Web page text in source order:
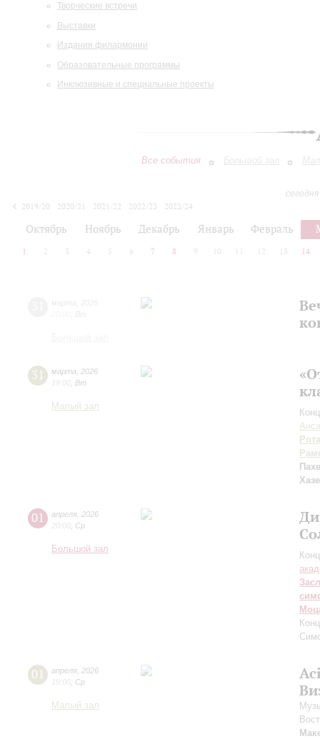
Творческие встречи
Выставки
Издания филармонии
Образовательные программы
Инклюзивные и специальные проекты
Все события Большой зал
2019/20
2020/21 2021/22 2022/23
2023/24
Октябрь Ноябрь Декабрь Январь Февраль
1 2 3 4 5 6 7 8 9 10 12 13 14
31 марта
2026
19:00 Вт
Малый зал
Рота
01 апреля 2026
20:00 Ср
Большой зал
01 апреля 2026
19:00 Ср
Малый зал